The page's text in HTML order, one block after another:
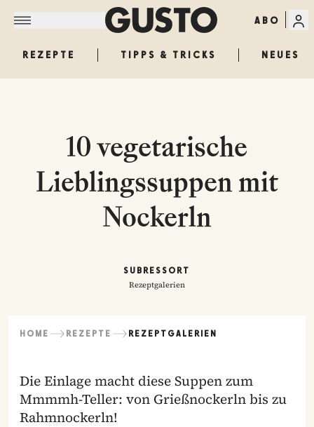
ABO
REZEPTE TIPPS & TRICKS NEUES
10 vegetarische
Lieblingssuppen mit
Nockerln
SUBRESSORT
Rezeptgalerien
HOME REZEPTE REZEPTGALERIEN
Die Einlage macht diese Suppen zum
Mmmmh-Teller: von Grießnockerln bis zu
Rahmnockerln!